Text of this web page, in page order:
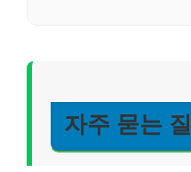
자주 묻는